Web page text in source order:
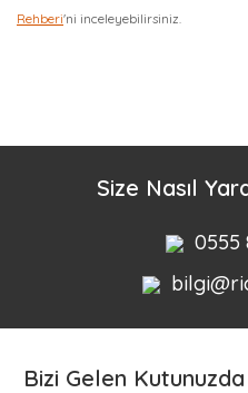
Rehberi'ni inceleyebilirsiniz.
Size Nasıl
0555
Bizi Gelen